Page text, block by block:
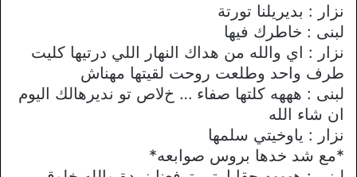
نزار : بديريلنا تورتة
لبنى : خاطرك فيها
نزار : اي والله من هداك النهار اللي درتيها كليت
طرف واحد وطلعت روحت لقيتها مهناش
لبنى : هههه كلتها صفاء … خﻻص تو نديرهالك اليوم
ان شاء الله
نزار : ياوخيتي سلمها
*مع شد خدها بروس صوابعه*